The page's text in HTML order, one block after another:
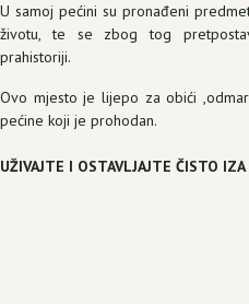
U samoj pećini su pronađeni
životu, te se zbog tog
prahistoriji.
Ovo mjesto je lijepo za obići
pećine koji je prohodan.
UŽIVAJTE I OSTAVLJAJTE ČISTO IZA